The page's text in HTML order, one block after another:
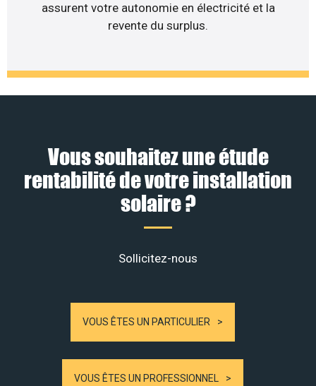
assurent votre autonomie en électricité et la
revente du surplus.
Vous souhaitez une étude
rentabilité de votre installation
solaire ?
Sollicitez-nous
VOUS ÊTES UN PARTICULIER
VOUS ÊTES UN PROFESSIONNEL